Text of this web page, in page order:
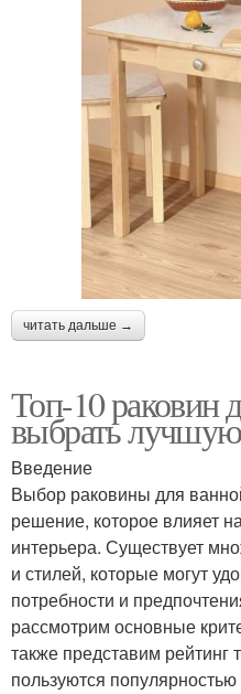
читать дальше →
Топ-10 раковин
выбрать
Введение
Выбор раковины для
решение, которое влияет
интерьера. Существует
и стилей, которые могут
потребности и
рассмотрим основные
также представим рейтинг
пользуются